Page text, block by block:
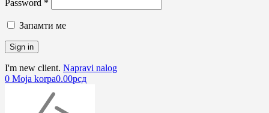
Password *
Запамти ме
I'm new client. Napravi nalog
0 Moja korpa0.00рсд